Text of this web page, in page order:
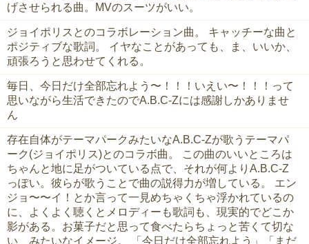
げさせられる曲。MVのスーツがいい。
ジョイポリスとのコラボレーション曲。 キャッチーな曲と
ポジティブな歌詞。 イヤなことがあっても、ま、いいか、
頑張ろうと思わせてくれる。
毎日、今日だけ全部忘れよう〜！！！いえい〜！！！って
思いながら生活できたのでA.B.C-Zには感謝しかありませ
ん
‪存在自体がテーマパークみたいなA.B.C-Zが歌うテーマパ
ーク(ジョイポリス)とのコラボ曲。‬ ‪この曲のいいところは
ちゃんと地に足がついている点で、それが何よりA.B.C-Z
っぽい。彼らが歌うことで曲の説得力が増している。‬ エン
ジョ〜〜イ‪！とか言って一見めちゃくちゃ浮かれているの
に、よくよく聴くとメロディーも歌詞も、現実的でどこか
影がある。お菓子だと思って食べたらちょっと苦くて切な
い、みたいなイメージ。‬ ‪「今日だけ全部忘れよう」「まだ